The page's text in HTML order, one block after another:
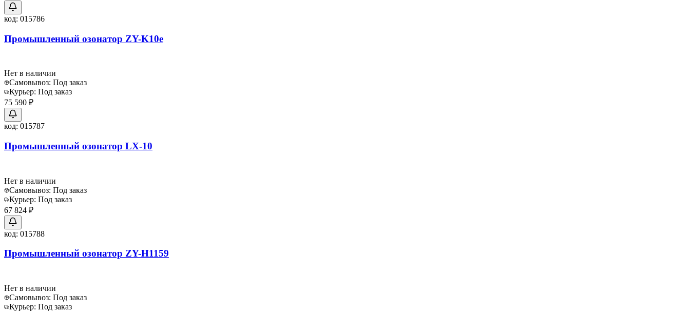
код: 015786
Промышленный озонатор ZY-K10e
Нет в наличии
Самовывоз: Под заказ
Курьер: Под заказ
75 590 ₽
код: 015787
Промышленный озонатор LX-10
Нет в наличии
Самовывоз: Под заказ
Курьер: Под заказ
67 824 ₽
код: 015788
Промышленный озонатор ZY-H1159
Нет в наличии
Самовывоз: Под заказ
Курьер: Под заказ